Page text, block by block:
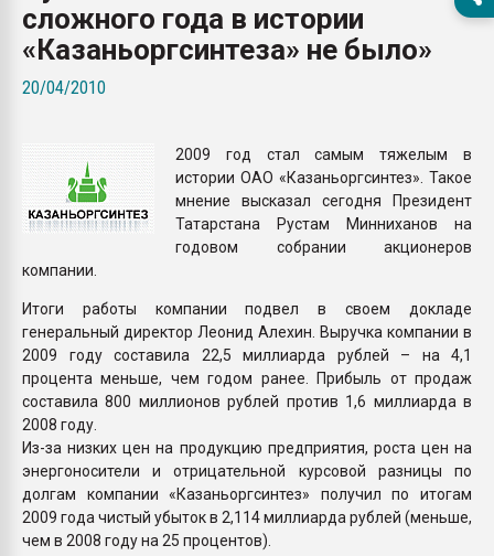
ситуацией на
Всё, что касается
сложного года в истории
«Казаньоргсинтеза» не было»
20/04/2010
2009 год стал самым тяжелым в
истории ОАО «Казаньоргсинтез». Такое
мнение высказал сегодня Президент
Татарстана Рустам Минниханов на
годовом собрании акционеров
компании.
Итоги работы компании подвел в своем докладе
генеральный директор Леонид Алехин. Выручка компании в
2009 году составила 22,5 миллиарда рублей – на 4,1
процента меньше, чем годом ранее. Прибыль от продаж
составила 800 миллионов рублей против 1,6 миллиарда в
2008 году.
Из-за низких цен на продукцию предприятия, роста цен на
энергоносители и отрицательной курсовой разницы по
долгам компании «Казаньоргсинтез» получил по итогам
2009 года чистый убыток в 2,114 миллиарда рублей (меньше,
чем в 2008 году на 25 процентов).